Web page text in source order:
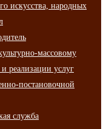
искусства, народных
массовому
реализации услуг
постановочной
служба